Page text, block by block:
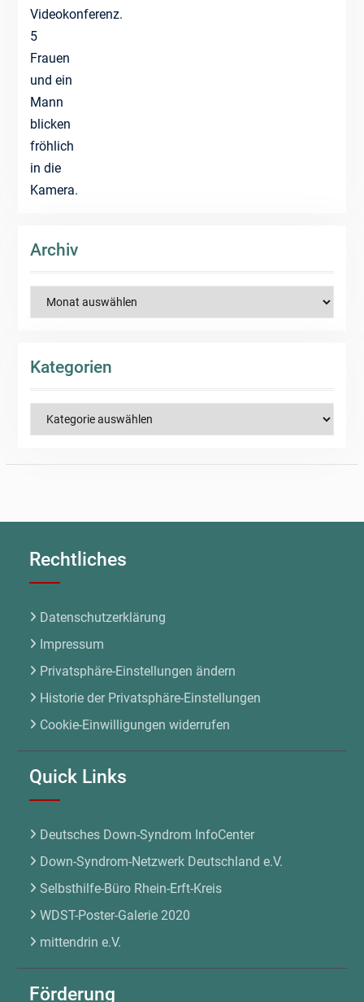
Archiv
Archiv
Kategorien
Kategorien
Rechtliches
Datenschutzerklärung
Impressum
Privatsphäre-Einstellungen ändern
Historie der Privatsphäre-Einstellungen
Cookie-Einwilligungen widerrufen
Quick Links
Deutsches Down-Syndrom InfoCenter
Down-Syndrom-Netzwerk Deutschland e.V.
Selbsthilfe-Büro Rhein-Erft-Kreis
WDST-Poster-Galerie 2020
mittendrin e.V.
Förderung